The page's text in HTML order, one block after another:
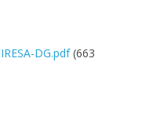
DG.pdf(663